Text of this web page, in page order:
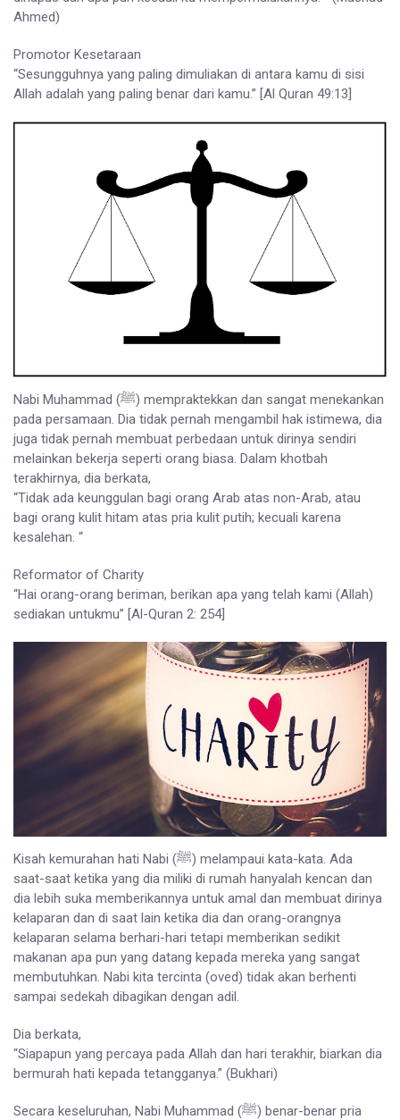
Ahmed)
Promotor Kesetaraan
“Sesungguhnya yang paling dimuliakan di antara kamu di sisi
Allah adalah yang paling benar dari kamu.” [Al Quran 49:13]
Nabi Muhammad (ﷺ) mempraktekkan dan sangat menekankan
pada persamaan. Dia tidak pernah mengambil hak istimewa, dia
juga tidak pernah membuat perbedaan untuk dirinya sendiri
melainkan bekerja seperti orang biasa. Dalam khotbah
terakhirnya, dia berkata,
“Tidak ada keunggulan bagi orang Arab atas non-Arab, atau
bagi orang kulit hitam atas pria kulit putih; kecuali karena
kesalehan. “
Reformator of Charity
“Hai orang-orang beriman, berikan apa yang telah kami (Allah)
sediakan untukmu” [Al-Quran 2: 254]
Kisah kemurahan hati Nabi (ﷺ) melampaui kata-kata. Ada
saat-saat ketika yang dia miliki di rumah hanyalah kencan dan
dia lebih suka memberikannya untuk amal dan membuat dirinya
kelaparan dan di saat lain ketika dia dan orang-orangnya
kelaparan selama berhari-hari tetapi memberikan sedikit
makanan apa pun yang datang kepada mereka yang sangat
membutuhkan. Nabi kita tercinta (oved) tidak akan berhenti
sampai sedekah dibagikan dengan adil.
Dia berkata,
“Siapapun yang percaya pada Allah dan hari terakhir, biarkan dia
bermurah hati kepada tetangganya.” (Bukhari)
Secara keseluruhan, Nabi Muhammad (ﷺ) benar-benar pria